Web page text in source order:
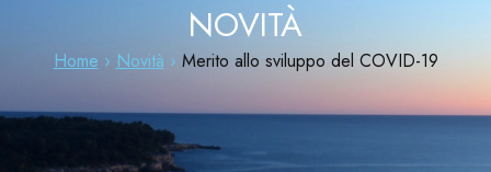
NOVITÀ
Home Novità Merito allo sviluppo del COVID-19